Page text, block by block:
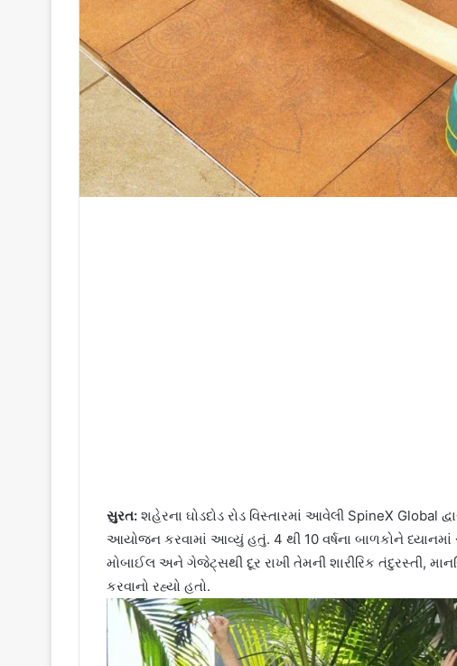
સુરત: શહેરના ઘોડદોડ રોડ વિસ્તારમાં આવેલી SpineX Global
આયોજન કરવામાં આવ્યું હતું. 4 થી 10 વર્ષના બાળકોને
મોબાઈલ અને ગેજેટ્સથી દૂર રાખી તેમની શારીરિક તંદુરસ્તી,
કરવાનો રહ્યો હતો.